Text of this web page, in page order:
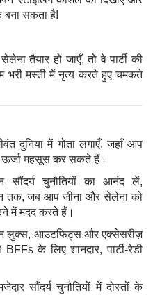
सकता है!
तैयार हो जाएँ, तो वे पार्टी की
भरी मस्ती में नृत्य करते हुए चमकते
दुनिया में गोता लगाएँ, जहाँ आप
ऊर्जा महसूस कर सकते हैं।
सौंदर्य चुनौतियों का आनंद लें,
जब आप जीना और सेलेना को
में मदद करते हैं।
लुक्स, आउटफिट्स और एक्सेसरीज़
के लिए शानदार, पार्टी-रेडी
सौंदर्य चुनौतियों में दोस्तों के